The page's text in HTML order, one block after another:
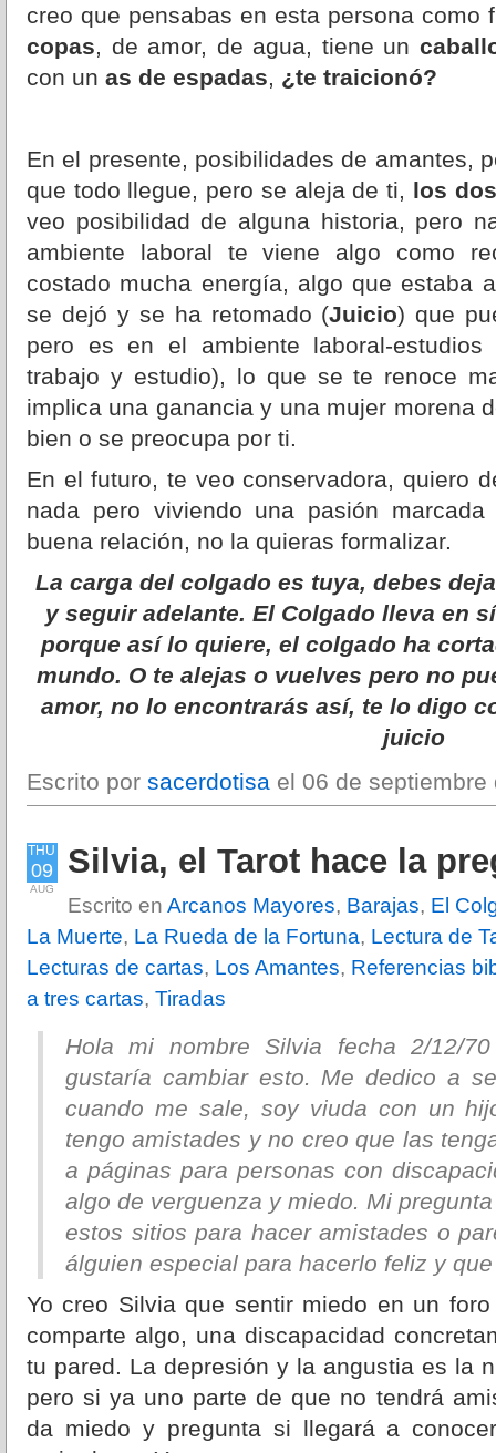
creo que pensabas en esta persona como
copas, de amor, de agua, tiene un
con un as de espadas, ¿te traicionó?
En el presente, posibilidades de amantes,
que todo llegue, pero se aleja de ti, los
veo posibilidad de alguna historia, pero
ambiente laboral te viene algo como
costado mucha energía, algo que estaba
se dejó y se ha retomado (Juicio) que
pero es en el ambiente laboral-
trabajo y estudio), lo que se te renoce
implica una ganancia y una mujer morena
bien o se preocupa por ti.
En el futuro, te veo conservadora, quiero
nada pero viviendo una pasión
buena relación, no la quieras formalizar.
La carga del colgado es tuya, debes
y seguir adelante. El Colgado lleva en
porque así lo quiere, el colgado ha
mundo. O te alejas o vuelves pero no
amor, no lo encontrarás así, te lo digo
juicio
Escrito por sacerdotisa el 06 de septiembre
THU
09
AUG
Silvia, el Tarot hace la
Escrito en Arcanos Mayores, Barajas, El
La Muerte, La Rueda de la Fortuna, Lectura de
Lecturas de cartas, Los Amantes, Referencias
a tres cartas, Tiradas
Hola mi nombre Silvia fecha 2/12/
gustaría cambiar esto. Me dedico a
cuando me sale, soy viuda con un
tengo amistades y no creo que las
a páginas para personas con
algo de verguenza y miedo. Mi
estos sitios para hacer amistades o
álguien especial para hacerlo feliz y
Yo creo Silvia que sentir miedo en un
comparte algo, una discapacidad
tu pared. La depresión y la angustia es la
pero si ya uno parte de que no tendrá
da miedo y pregunta si llegará a